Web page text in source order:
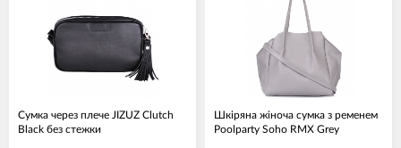
Сумка через плече JIZUZ Clutch
Black без стежки
Шкіряна жіноча сумка з ременем
Poolparty Soho RMX Grey